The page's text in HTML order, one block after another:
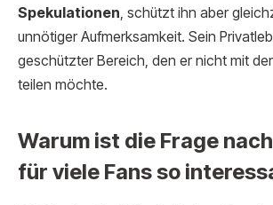
Spekulationen , schützt ihn aber
unnötiger Aufmerksamkeit. Sein
geschützter Bereich, den er nicht mit
teilen möchte.
Warum ist die Frage
für viele Fans so